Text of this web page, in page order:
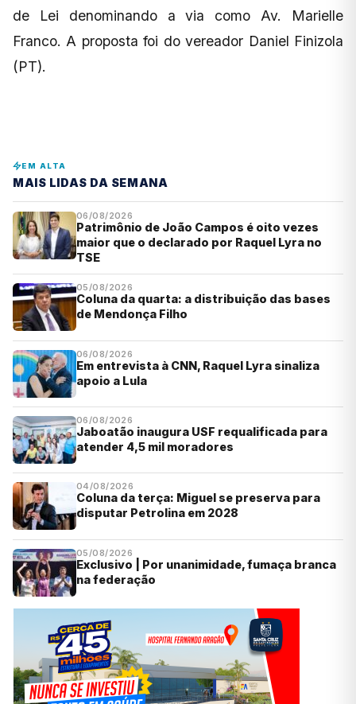
de Lei denominando a via como Av. Marielle
Franco. A proposta foi do vereador Daniel Finizola
(PT).
EM ALTA
MAIS LIDAS DA SEMANA
06/08/2026
Patrimônio de João Campos é oito vezes
maior que o declarado por Raquel Lyra no
TSE
05/08/2026
Coluna da quarta: a distribuição das bases
de Mendonça Filho
06/08/2026
Em entrevista à CNN, Raquel Lyra sinaliza
apoio a Lula
06/08/2026
Jaboatão inaugura USF requalificada para
atender 4,5 mil moradores
04/08/2026
Coluna da terça: Miguel se preserva para
disputar Petrolina em 2028
05/08/2026
Exclusivo | Por unanimidade, fumaça branca
na federação